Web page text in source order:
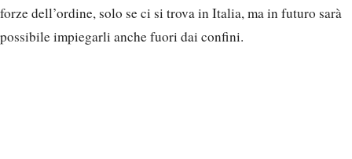
forze dell’ordine, solo se ci si trova in Italia, ma in futuro sarà
possibile impiegarli anche fuori dai confini.